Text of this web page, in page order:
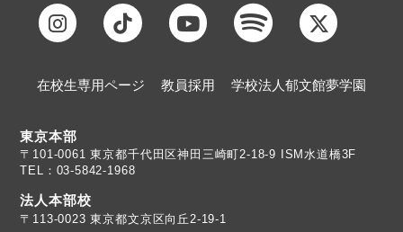
在校生専用ページ 教員採用 学校法人郁文館夢学園
東京本部
TEL：03-5842-1968
法人本部校
〒113-0023 東京都文京区向丘2-19-1